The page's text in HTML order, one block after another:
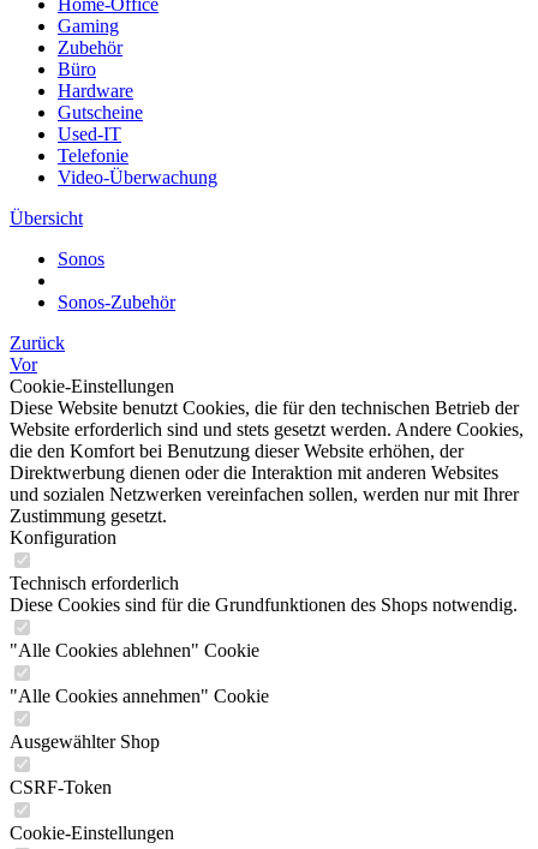
Home-Office
Gaming
Zubehör
Büro
Hardware
Gutscheine
Used-IT
Telefonie
Video-Überwachung
Übersicht
Sonos
Sonos-Zubehör
Zurück
Vor
Cookie-Einstellungen
Diese Website benutzt Cookies, die für den technischen Betrieb der
Website erforderlich sind und stets gesetzt werden. Andere Cookies,
die den Komfort bei Benutzung dieser Website erhöhen, der
Direktwerbung dienen oder die Interaktion mit anderen Websites
und sozialen Netzwerken vereinfachen sollen, werden nur mit Ihrer
Zustimmung gesetzt.
Konfiguration
Technisch erforderlich
Diese Cookies sind für die Grundfunktionen des Shops notwendig.
"Alle Cookies ablehnen" Cookie
"Alle Cookies annehmen" Cookie
Ausgewählter Shop
CSRF-Token
Cookie-Einstellungen